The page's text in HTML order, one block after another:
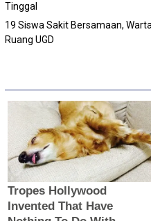
Tinggal
19 Siswa Sakit Bersamaan,
Ruang UGD